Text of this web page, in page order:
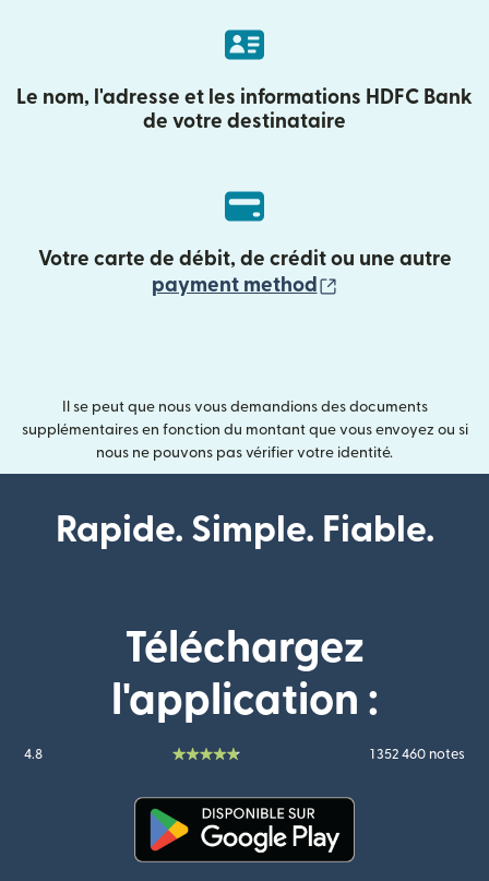
Le nom, l'adresse et les informations HDFC Bank
de votre destinataire
Votre carte de débit, de crédit ou une autre
payment method
Il se peut que nous vous demandions des documents
supplémentaires en fonction du montant que vous envoyez ou si
nous ne pouvons pas vérifier votre identité.
Rapide. Simple. Fiable.
Téléchargez
l'application :
4.8 1 352 460 notes